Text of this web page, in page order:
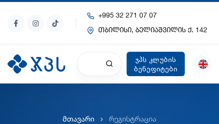
+995 32 271 07 07
თბილისი, ბელიაშვილის ქ. 142
ჯპს კლუბის
ბენეფიტები
მთავარი რეგისტრაცია